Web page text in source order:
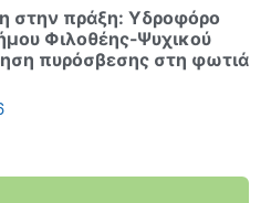
στην πράξη: Υδροφόρο
Φιλοθέης-Ψυχικού
πυρόσβεσης στη φωτιά